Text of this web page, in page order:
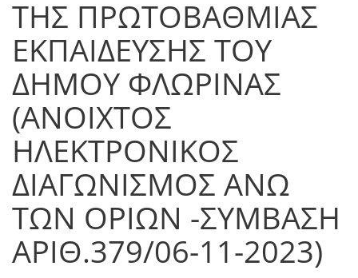
ΤΗΣ ΠΡΩΤΟΒΑΘΜΙΑΣ
ΕΚΠΑΙΔΕΥΣΗΣ ΤΟΥ
ΔΗΜΟΥ ΦΛΩΡΙΝΑΣ
(ΑΝΟΙΧΤΟΣ
ΗΛΕΚΤΡΟΝΙΚΟΣ
ΔΙΑΓΩΝΙΣΜΟΣ ΑΝΩ
ΤΩΝ ΟΡΙΩΝ -ΣΥΜΒΑΣΗ
ΑΡΙΘ.379/06-11-2023)